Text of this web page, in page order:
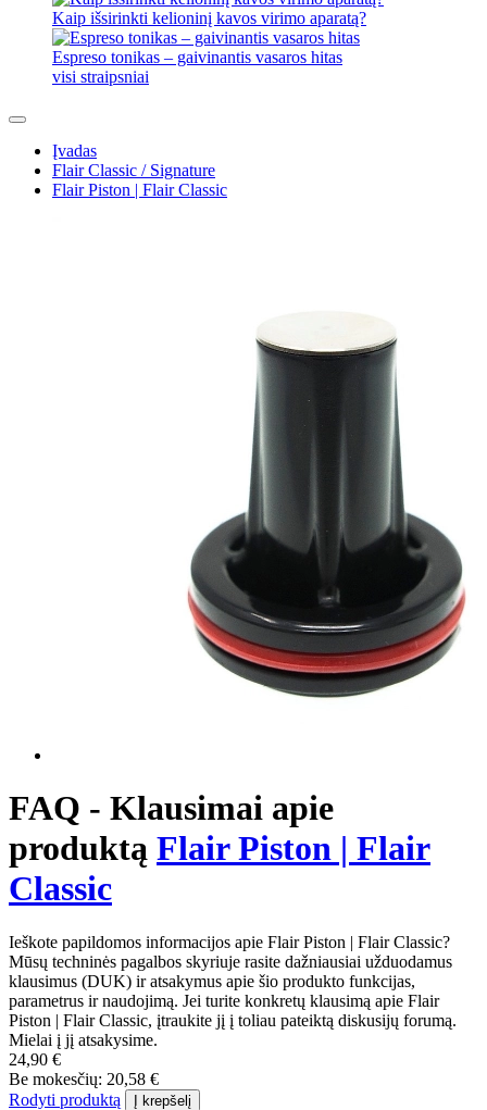
Kaip išsirinkti kelioninį kavos virimo aparatą?
Espreso tonikas – gaivinantis vasaros hitas
visi straipsniai
Įvadas
Flair Classic / Signature
Flair Piston | Flair Classic
FAQ - Klausimai apie
produktą Flair Piston | Flair
Classic
Ieškote papildomos informacijos apie Flair Piston | Flair Classic?
Mūsų techninės pagalbos skyriuje rasite dažniausiai užduodamus
klausimus (DUK) ir atsakymus apie šio produkto funkcijas,
parametrus ir naudojimą. Jei turite konkretų klausimą apie Flair
Piston | Flair Classic, įtraukite jį į toliau pateiktą diskusijų forumą.
Mielai į jį atsakysime.
24,90 €
Be mokesčių: 20,58 €
Rodyti produktą
Į krepšelį